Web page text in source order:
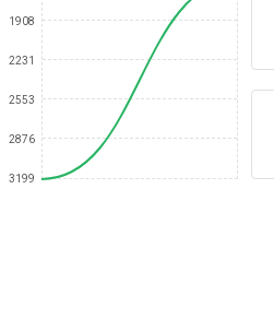
1908
2231
2553
2876
3199